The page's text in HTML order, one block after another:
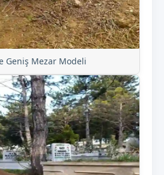
Geniş Mezar Modeli